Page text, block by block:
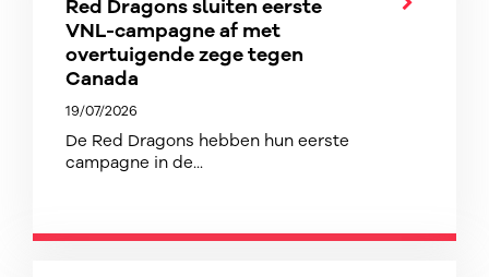
Red Dragons sluiten eerste
VNL-campagne af met
overtuigende zege tegen
Canada
19/07/2026
De Red Dragons hebben hun eerste
campagne in de...